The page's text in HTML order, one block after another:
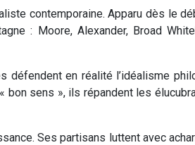
contemporaine. Apparu dès le
: Moore, Alexander, Broad
défendent en réalité l’idéalisme
bon sens », ils répandent les
Ses partisans luttent avec